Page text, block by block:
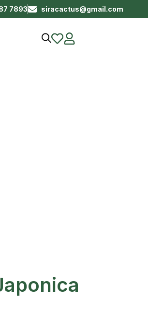
7893 siracactus@gmail.com